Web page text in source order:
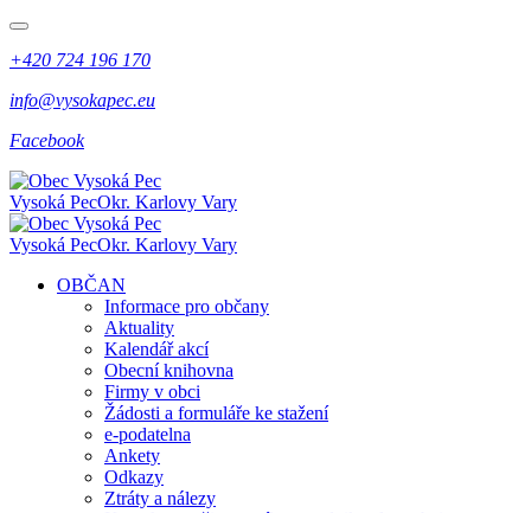
+420 724 196 170
info@vysokapec.eu
Facebook
Vysoká PecOkr. Karlovy Vary
Vysoká PecOkr. Karlovy Vary
OBČAN
Informace pro občany
Aktuality
Kalendář akcí
Obecní knihovna
Firmy v obci
Žádosti a formuláře ke stažení
e-podatelna
Ankety
Odkazy
Ztráty a nálezy